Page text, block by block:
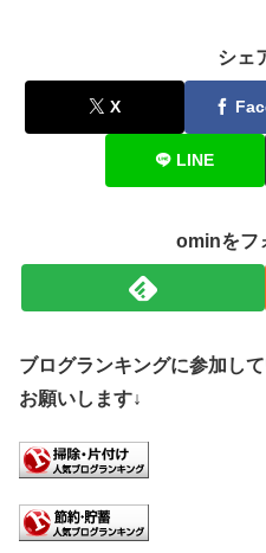
シェ
X
LINE
ominをフ
ブログランキングに参加し
お願いします↓